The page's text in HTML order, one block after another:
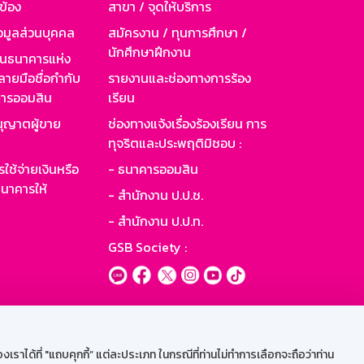
ได้ที่ "แถบคุกกี้” แต่ละประเภท ในกรณีที่ท่านไม่ทำการเลือกจะถือว่าท่าน
อง
มูลส่วนบุคคล
นาคารแห่ง
ายมือชื่อกำกับ
รออมสิน
ญาตผู้ขาย
ช้จ่ายเงินหรือ
คารให้
สาขา / จุดให้บริการ
สมัครงาน / ทุนการศึกษา /
นักศึกษาฝึกงาน
รายงานและช่องทางการร้อง
เรียน
ช่องทางแจ้งเรื่องร้องเรียน การ
ทุจริตและประพฤติมิชอบ :
- ธนาคารออมสิน
- สำนักงาน ป.ป.ช.
- สำนักงาน ป.ป.ท.
GSB Society :